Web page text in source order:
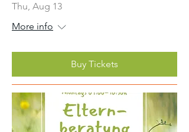
Thu, Aug 13
More info
Buy Tickets